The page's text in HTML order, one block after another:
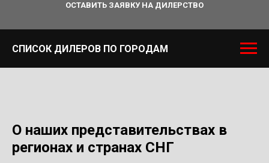
ОСТАВИТЬ ЗАЯВКУ НА ДИЛЕРСТВО
СПИСОК ДИЛЕРОВ ПО ГОРОДАМ
О наших представительствах в
регионах и странах СНГ